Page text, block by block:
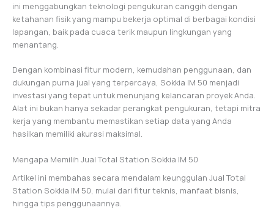
ini menggabungkan teknologi pengukuran canggih dengan
ketahanan fisik yang mampu bekerja optimal di berbagai kondisi
lapangan, baik pada cuaca terik maupun lingkungan yang
menantang.
Dengan kombinasi fitur modern, kemudahan penggunaan, dan
dukungan purna jual yang terpercaya, Sokkia IM 50 menjadi
investasi yang tepat untuk menunjang kelancaran proyek Anda.
Alat ini bukan hanya sekadar perangkat pengukuran, tetapi mitra
kerja yang membantu memastikan setiap data yang Anda
hasilkan memiliki akurasi maksimal.
Mengapa Memilih Jual Total Station Sokkia IM 50
Artikel ini membahas secara mendalam keunggulan Jual Total
Station Sokkia IM 50, mulai dari fitur teknis, manfaat bisnis,
hingga tips penggunaannya.